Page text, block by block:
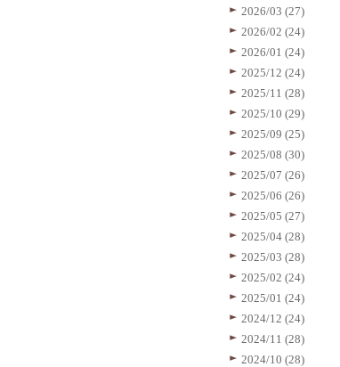
2026/03 (27)
2026/02 (24)
2026/01 (24)
2025/12 (24)
2025/11 (28)
2025/10 (29)
2025/09 (25)
2025/08 (30)
2025/07 (26)
2025/06 (26)
2025/05 (27)
2025/04 (28)
2025/03 (28)
2025/02 (24)
2025/01 (24)
2024/12 (24)
2024/11 (28)
2024/10 (28)